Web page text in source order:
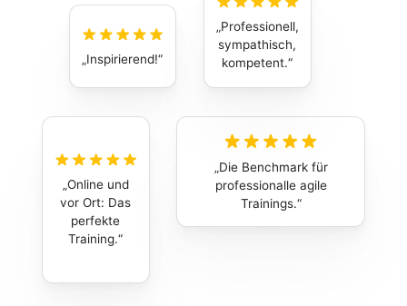
Inspirierend!
Online und
vor Ort: Das
perfekte
Training.
Die Benchmark für
professionalle agile
Trainings.
Professionell,
sympathisch,
kompetent.